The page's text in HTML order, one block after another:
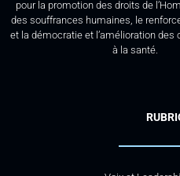
pour la promotion des droits de
des souffrances humaines, le
et la démocratie et l’amélioration des
à la santé.